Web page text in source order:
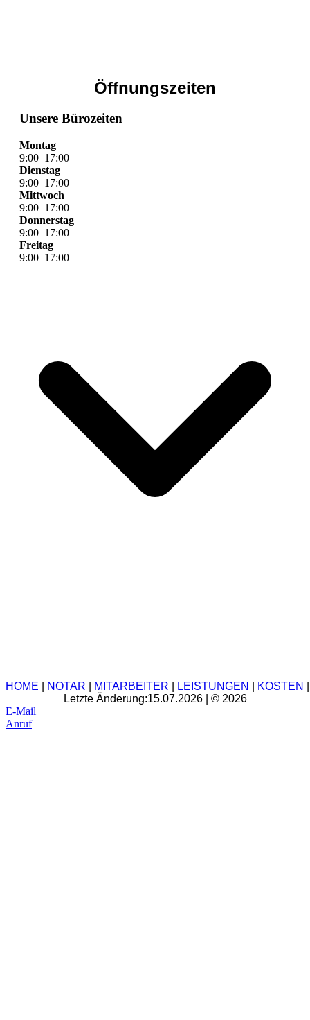
Öffnungszeiten
Unsere Bürozeiten
Montag
9:00–17:00
Dienstag
9:00–17:00
Mittwoch
9:00–17:00
Donnerstag
9:00–17:00
Freitag
9:00–17:00
HOME NOTAR MITARBEITER LEISTUNGEN KOSTEN
Letzte Änderung:15.07.2026 | © 2026
E-Mail
Anruf